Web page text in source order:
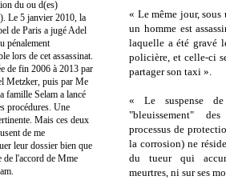
« Le même jour,
un homme est
laquelle a été gravé
policière, et celle-ci
partager son taxi ».
« Le suspense
"bleuissement"
processus de
la corrosion) ne
du tueur qui
meurtres, ni sur ses
du ou d(es)
Le 5 janvier 2010, la
de Paris a jugé Adel
pénalement
lors de cet assassinat.
de fin 2006 à 2013 par
Metzker, puis par Me
famille Selam a lancé
procédures. Une
Mais ces deux
de me
leur dossier bien que
de l'accord de Mme